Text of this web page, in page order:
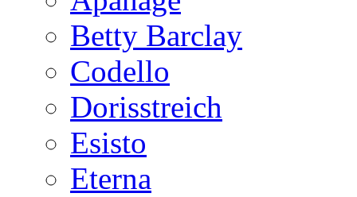
Betty Barclay
Codello
Dorisstreich
Esisto
Eterna